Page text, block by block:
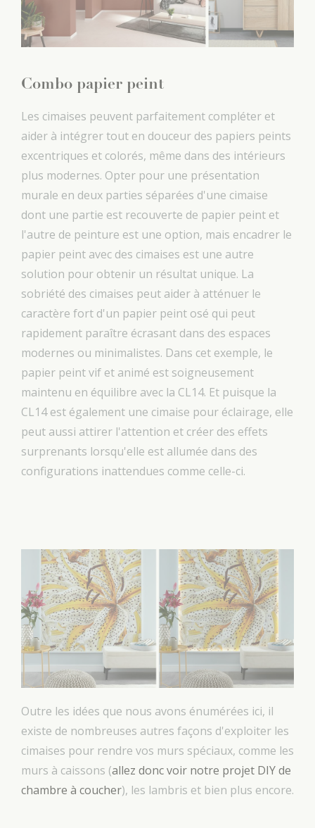
Combo papier peint
Les cimaises peuvent parfaitement compléter et
aider à intégrer tout en douceur des papiers peints
excentriques et colorés, même dans des intérieurs
plus modernes. Opter pour une présentation
murale en deux parties séparées d'une cimaise
dont une partie est recouverte de papier peint et
l'autre de peinture est une option, mais encadrer le
papier peint avec des cimaises est une autre
solution pour obtenir un résultat unique. La
sobriété des cimaises peut aider à atténuer le
caractère fort d'un papier peint osé qui peut
rapidement paraître écrasant dans des espaces
modernes ou minimalistes. Dans cet exemple, le
papier peint vif et animé est soigneusement
maintenu en équilibre avec la CL14. Et puisque la
CL14 est également une cimaise pour éclairage, elle
peut aussi attirer l'attention et créer des effets
surprenants lorsqu'elle est allumée dans des
configurations inattendues comme celle-ci.
Outre les idées que nous avons énumérées ici, il
existe de nombreuses autres façons d'exploiter les
cimaises pour rendre vos murs spéciaux, comme les
murs à caissons (allez donc voir notre projet DIY de
chambre à coucher), les lambris et bien plus encore.